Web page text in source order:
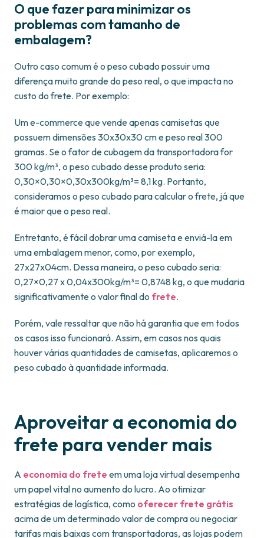
O que fazer para minimizar os
problemas com tamanho de
embalagem?
Outro caso comum é o peso cubado possuir uma
diferença muito grande do peso real, o que impacta no
custo do frete. Por exemplo:
Um e-commerce que vende apenas camisetas que
possuem dimensões 30x30x30 cm e peso real 300
gramas. Se o fator de cubagem da transportadora for
300 kg/m³, o peso cubado desse produto seria:
0,30×0,30×0,30x300kg/m³= 8,1 kg. Portanto,
consideramos o peso cubado para calcular o frete, já que
é maior que o peso real.
Entretanto, é fácil dobrar uma camiseta e enviá-la em
uma embalagem menor, como, por exemplo,
27x27x04cm. Dessa maneira, o peso cubado seria:
0,27×0,27 x 0,04x300kg/m³= 0,8748 kg, o que mudaria
significativamente o valor final do frete.
Porém, vale ressaltar que não há garantia que em todos
os casos isso funcionará. Assim, em casos nos quais
houver várias quantidades de camisetas, aplicaremos o
peso cubado à quantidade informada.
Aproveitar a economia do
frete para vender mais
A economia do frete em uma loja virtual desempenha
um papel vital no aumento do lucro. Ao otimizar
estratégias de logística, como oferecer frete grátis
acima de um determinado valor de compra ou negociar
tarifas mais baixas com transportadoras, as lojas podem